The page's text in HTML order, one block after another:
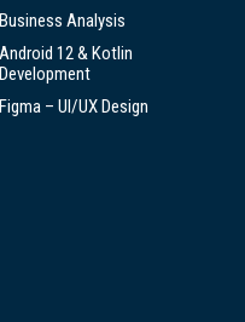
Business Analysis
Android 12 & Kotlin
Development
Figma – UI/UX Design